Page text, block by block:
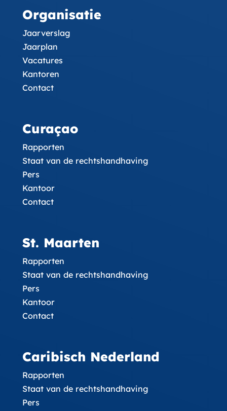
Organisatie
Jaarverslag
Jaarplan
Vacatures
Kantoren
Contact
Curaçao
Rapporten
Staat van de rechtshandhaving
Pers
Kantoor
Contact
St. Maarten
Rapporten
Staat van de rechtshandhaving
Pers
Kantoor
Contact
Caribisch Nederland
Rapporten
Staat van de rechtshandhaving
Pers